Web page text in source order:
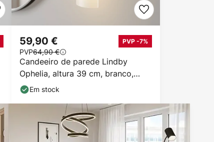
Candeeiro de parede Lindby
Ophelia, altura 39 cm, branco,
vidro
59,90 € PVP -7%
PVP64,90 €
Em stock